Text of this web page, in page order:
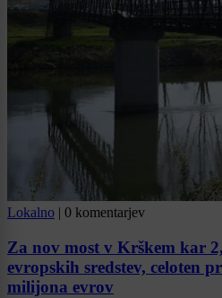
Lokalno 0 komentarjev
Za nov most v Krškem kar
evropskih sredstev, celoten
milijona evrov